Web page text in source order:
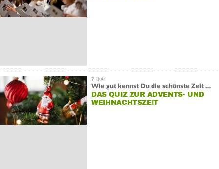
Wie gut kennst Du die schönste Zeit des Winters?
DAS QUIZ ZUR ADVENTS- UND
WEIHNACHTSZEIT